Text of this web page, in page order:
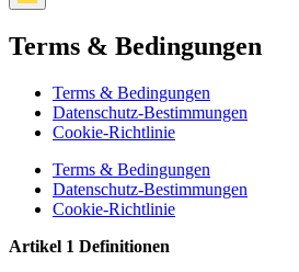
Terms & Bedingungen
Terms & Bedingungen
Datenschutz-Bestimmungen
Cookie-Richtlinie
Terms & Bedingungen
Datenschutz-Bestimmungen
Cookie-Richtlinie
Artikel 1 Definitionen